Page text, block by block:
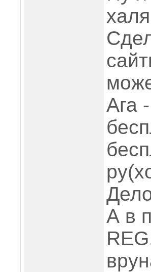
Ага
А в